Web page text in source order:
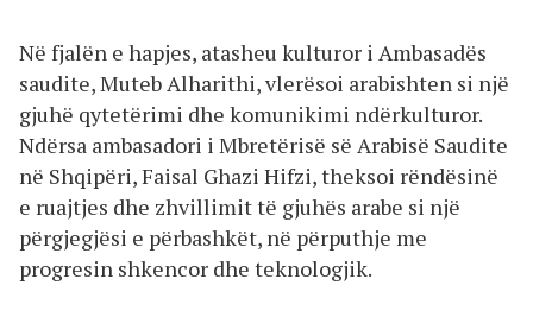
Në fjalën e hapjes, atasheu kulturor i Ambasadës
saudite, Muteb Alharithi, vlerësoi arabishten si një
gjuhë qytetërimi dhe komunikimi ndërkulturor.
Ndërsa ambasadori i Mbretërisë së Arabisë Saudite
në Shqipëri, Faisal Ghazi Hifzi, theksoi rëndësinë
e ruajtjes dhe zhvillimit të gjuhës arabe si një
përgjegjësi e përbashkët, në përputhje me
progresin shkencor dhe teknologjik.